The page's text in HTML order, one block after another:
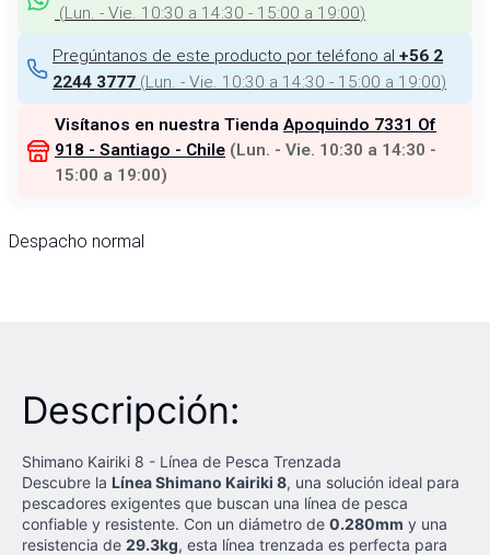
(Lun. - Vie. 10:30 a 14:30 - 15:00 a 19:00)
Pregúntanos de este producto por teléfono al +56 2
2244 3777 (Lun. - Vie. 10:30 a 14:30 - 15:00 a 19:00)
Visítanos en nuestra Tienda Apoquindo 7331 Of
918 - Santiago - Chile (Lun. - Vie. 10:30 a 14:30 -
15:00 a 19:00)
Despacho normal
Descripción:
Shimano Kairiki 8 - Línea de Pesca Trenzada
Descubre la Línea Shimano Kairiki 8, una solución ideal para
pescadores exigentes que buscan una línea de pesca
confiable y resistente. Con un diámetro de 0.280mm y una
resistencia de 29.3kg, esta línea trenzada es perfecta para